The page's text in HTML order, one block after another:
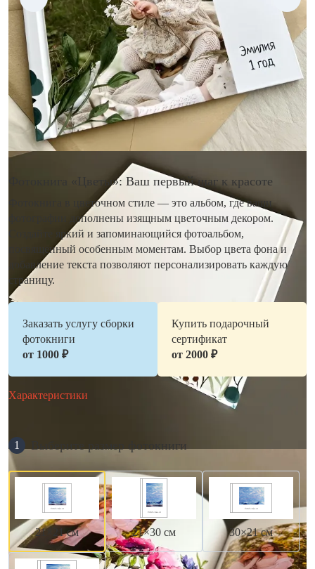
Фотокнига «Цветы»: Ваш первый шаг к красоте
Фотокнига в цветочном стиле — это альбом, где ваши
фотографии дополнены изящным цветочным декором.
Создайте яркий и запоминающийся фотоальбом,
посвященный особенным моментам. Выбор цвета фона и
добавление текста позволяют персонализировать каждую
страницу.
Заказать услугу сборки
фотокниги
от 1000 ₽
Купить подарочный
сертификат
от 2000 ₽
Характеристики
1 Выберите размер фотокниги
21×21 см 21×30 см 30×21 см